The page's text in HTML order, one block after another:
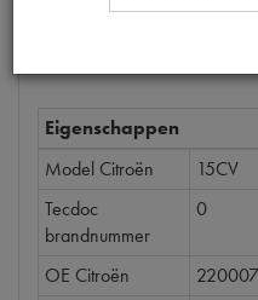
Eigenschappen
Model Citroën
15CV
Tecdoc
brandnummer
0
OE Citroën
220007